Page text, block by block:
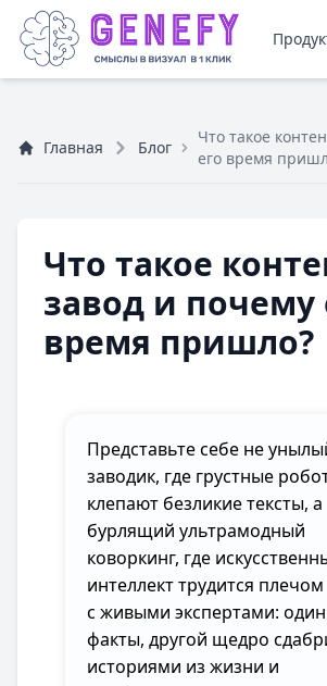
Главная Блог
Что такое
его время
Что такое
завод и почему
время пришло?
Представьте себе не
заводик, где грустные
клепают безликие тексты, а
бурлящий ультрамодный
коворкинг, где
интеллект трудится
с живыми экспертами:
факты, другой щедро
историями из жизни и